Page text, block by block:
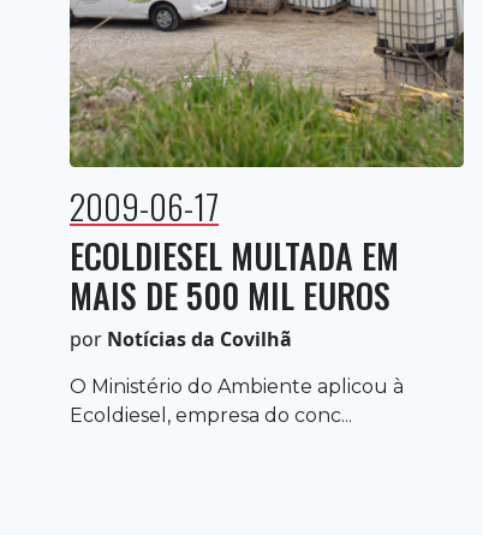
2009-06-17
ECOLDIESEL MULTADA EM
MAIS DE 500 MIL EUROS
por Notícias da Covilhã
O Ministério do Ambiente aplicou à
Ecoldiesel, empresa do conc...